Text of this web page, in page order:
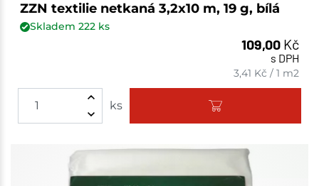
ZZN textilie netkaná 3,2x10 m, 19 g, bílá
Skladem 222ks
109,00 Kč
s DPH
3,41 Kč /1 m2
ks